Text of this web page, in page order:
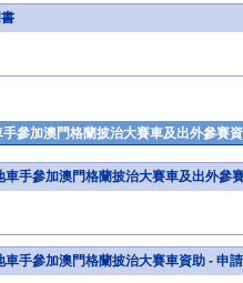
參加澳門格蘭披治大賽車及出外參賽
手參加澳門格蘭披治大賽車及出外參
車手參加澳門格蘭披治大賽車資助 - 申